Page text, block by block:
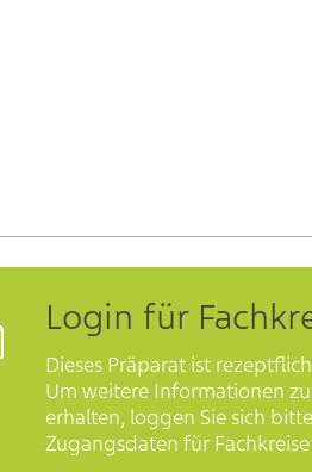
Login für
Dieses Präparat ist
Um weitere Informationen
erhalten, loggen Sie sich
Zugangsdaten für